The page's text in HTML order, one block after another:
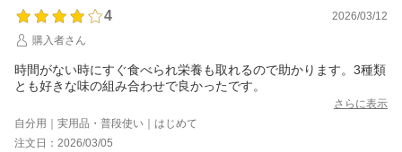
4
2026/03/12
購入者さん
時間がない時にすぐ食べられ栄養も取れるので助かります。3種類
とも好きな味の組み合わせで良かったです。
さらに表示
自分用｜実用品・普段使い｜はじめて
注文日：2026/03/05